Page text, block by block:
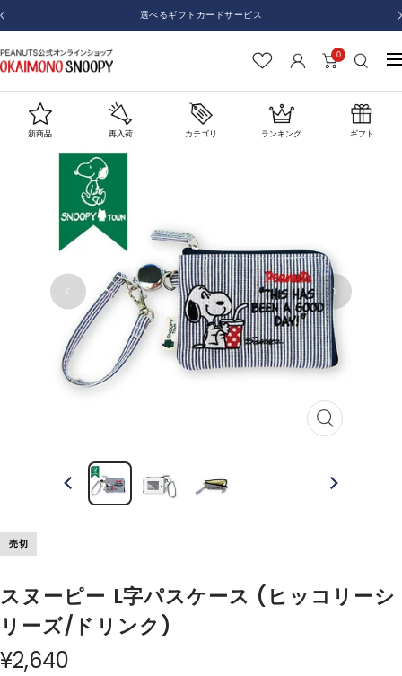
コ
ン
テ
ン
ツ
戻
選べるギフトカードサービス
お
0
ナ
新商品 再入荷 カテゴリ ランキング ギフト
ズ
イ
売切
スヌーピー L字パスケース (ヒッコリーシ
リーズ/ドリンク)
¥2,640